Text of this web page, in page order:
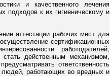
и качественного лечения
подходов к их гигиеническому и
аттестации рабочих мест для
сертификационных
работодателей,
действенным механизмом,
ответственность
людей, работающих во вредных и